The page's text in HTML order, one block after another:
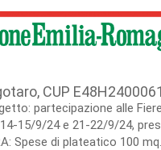
CUP
partecipazione alle
15/9/24 e 21-22/9/24,
Spese di plateatico 100